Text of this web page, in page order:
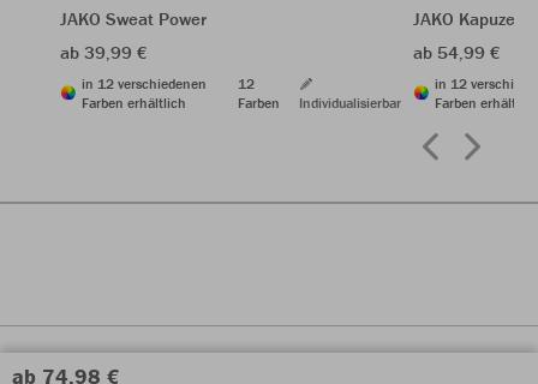
ab 74,98 €
JAKO Sweat Power
ab 39,99 €
in 12 verschiedenen
Farben erhältlich
12
Farben
Individualisierbar
JAKO
ab 54,99 €
in 12
Farben